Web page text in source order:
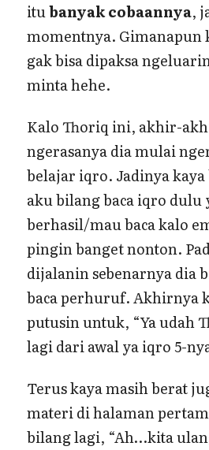
itubanyak cobaannya,
momentnya. Gimanapun
gak bisa dipaksa
minta hehe.
Kalo Thoriq ini, akhir-
ngerasanya dia mulai
belajar iqro. Jadinya kaya
aku bilang baca iqro dulu
berhasil/mau baca kalo
pingin banget nonton.
dijalanin sebenarnya dia
baca perhuruf. Akhirnya
putusin untuk, “Ya udah
lagi dari awal ya iqro 5-
Terus kaya masih berat
materi di halaman
bilang lagi, “Ah…kita